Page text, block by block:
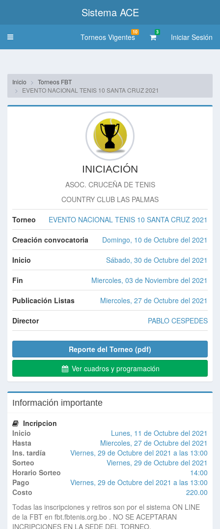
Sistema ACE
Toggle
Torneos Vigentes
10 3
Iniciar Sesión
Inicio
Torneos FBT
EVENTO NACIONAL TENIS 10 SANTA CRUZ 2021
INICIACIÓN
ASOC. CRUCEÑA DE TENIS
COUNTRY CLUB LAS PALMAS
Torneo EVENTO NACIONAL TENIS 10 SANTA CRUZ 2021
Creación convocatoria Domingo, 10 de Octubre del 2021
Inicio Sábado, 30 de Octubre del 2021
Fin Miercoles, 03 de Noviembre del 2021
Publicación Listas Miercoles, 27 de Octubre del 2021
Director PABLO CESPEDES
Reporte del Torneo (pdf)
Ver cuadros y programación
Información importante
Incripcion
Inicio
Lunes, 11 de Octubre del 2021
Hasta
Miercoles, 27 de Octubre del 2021
Ins. tardía
Viernes, 29 de Octubre del 2021 a las 13:00
Sorteo
Viernes, 29 de Octubre del 2021
Horario Sorteo
14:00
Pago
Viernes, 29 de Octubre del 2021 a las 13:00
Costo
220.00
Todas las inscripciones y retiros son por el sistema ON LINE
de la FBT en fbt.fbtenis.org.bo . NO SE ACEPTARAN
INCRIPCIONES EN LA SEDE DEL TORNEO.